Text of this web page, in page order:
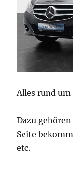
Alles rund um
Dazu
Seite
etc.